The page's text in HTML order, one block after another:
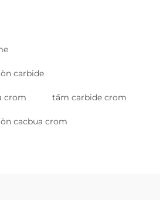
carbide
crom tấm carbide crom
cacbua crom